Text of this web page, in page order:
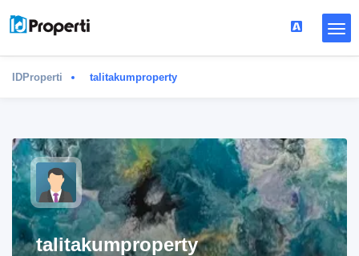
IDProperti talitakumproperty
talitakumproperty